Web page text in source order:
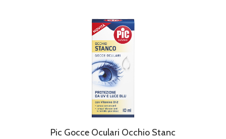
Pic Gocce Oculari Occhio Stanc